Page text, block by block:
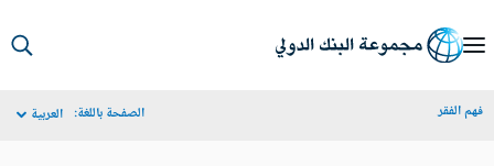
الفقر الصفحة باللغة: العربية